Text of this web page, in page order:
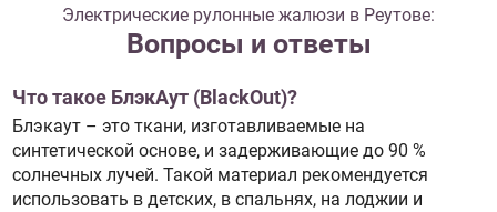
Электрические рулонные жалюзи в Реутове:
Вопросы и ответы
Что такое БлэкАут (BlackOut)?
Блэкаут – это ткани, изготавливаемые на
синтетической основе, и задерживающие до 90 %
солнечных лучей. Такой материал рекомендуется
использовать в детских, в спальнях, на лоджии и